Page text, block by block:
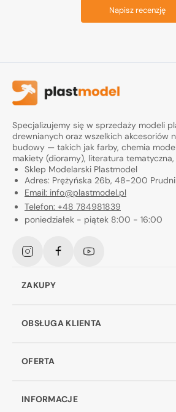
Napisz recenzję
Specjalizujemy się w sprzedaży modeli
drewnianych oraz wszelkich akcesoriów
budowy — takich jak farby, chemia
makiety (dioramy), literatura
Sklep Modelarski Plastmodel
Adres: Prężyńska 26b, 48-200
Email: info@plastmodel.pl
Telefon: +48 784981839
poniedziałek - piątek 8:00 - 16:00
InstagramFacebookYouTube
ZAKUPY
OBSŁUGA KLIENTA
OFERTA
INFORMACJE